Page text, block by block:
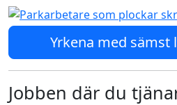
Yrkena med sämst
Jobben där du